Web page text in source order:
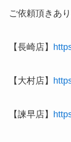
ご依頼頂きあ
【長崎店】
【大村店】
【諫早店】